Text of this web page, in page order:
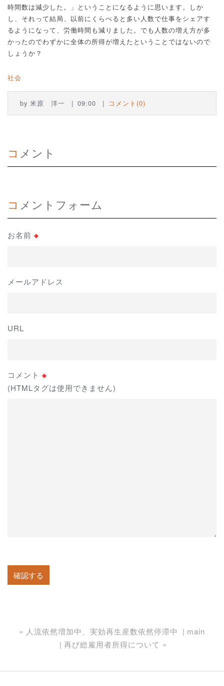
時間数は減少した。」ということになるように思います。しか
し、それって結局、以前にくらべると多い人数で仕事をシェアす
るようになって、労働時間も減りました。でも人数の増え方が多
かったのでわずかに全体の所得が増えたということではないので
しょうか？
社会
by 米原 洋一 09:00 コメント(0)
コメント
コメントフォーム
お名前 ※
メールアドレス
URL
コメント ※
(HTMLタグは使用できません)
« 人流依然増加中、実効再生産数依然停滞中
main
再び総雇用者所得について »